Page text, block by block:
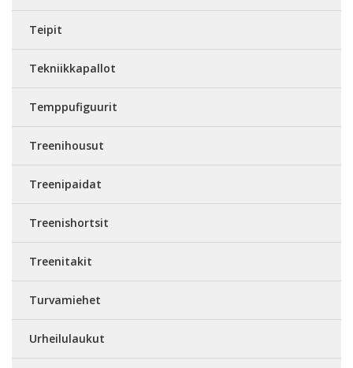
Teipit
Tekniikkapallot
Temppufiguurit
Treenihousut
Treenipaidat
Treenishortsit
Treenitakit
Turvamiehet
Urheilulaukut